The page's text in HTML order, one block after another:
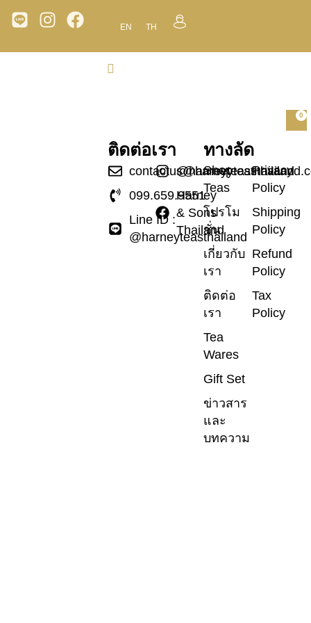
EN TH
0
ทางลัด
Shop
Teas
โปรโม
ชั่น
เกี่ยวกับ
เรา
ติดต่อ
เรา
Tea
Wares
Gift Set
ข่าวสาร
และ
บทความ
Privacy
Policy
Shipping
Policy
Refund
Policy
Tax
Policy
ติดต่อเรา
099.659.9551
Line ID :
@harneyteasthailand
@harneyteasthailand
Harney
& Sons
Thailand